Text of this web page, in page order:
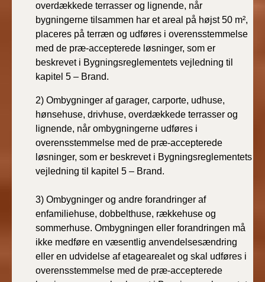
overdækkede terrasser og lignende, når
bygningerne tilsammen har et areal på højst 50 m²,
placeres på terræn og udføres i overensstemmelse
med de præ-accepterede løsninger, som er
beskrevet i Bygningsreglementets vejledning til
kapitel 5 – Brand.
2) Ombygninger af garager, carporte, udhuse,
hønsehuse, drivhuse, overdækkede terrasser og
lignende, når ombygningerne udføres i
overensstemmelse med de præ-accepterede
løsninger, som er beskrevet i Bygningsreglementets
vejledning til kapitel 5 – Brand.
3) Ombygninger og andre forandringer af
enfamiliehuse, dobbelthuse, rækkehuse og
sommerhuse. Ombygningen eller forandringen må
ikke medføre en væsentlig anvendelsesændring
eller en udvidelse af etagearealet og skal udføres i
overensstemmelse med de præ-accepterede